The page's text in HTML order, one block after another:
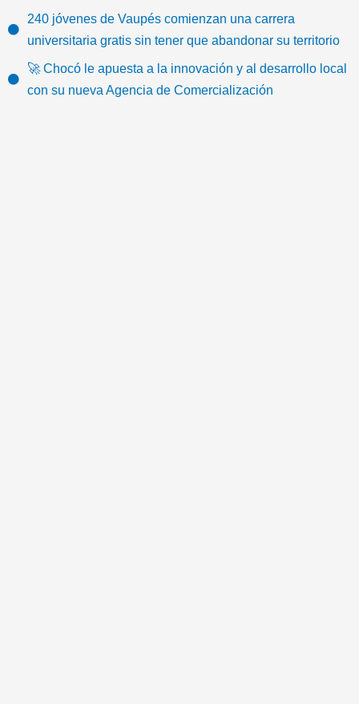
t
o
k
e
b
o
o
k
t
t
e
t
u
b
t
a
g
a
-
e
240 jóvenes de Vaupés comienzan una carrera
universitaria gratis sin tener que abandonar su territorio
🚀 Chocó le apuesta a la innovación y al desarrollo local
con su nueva Agencia de Comercialización